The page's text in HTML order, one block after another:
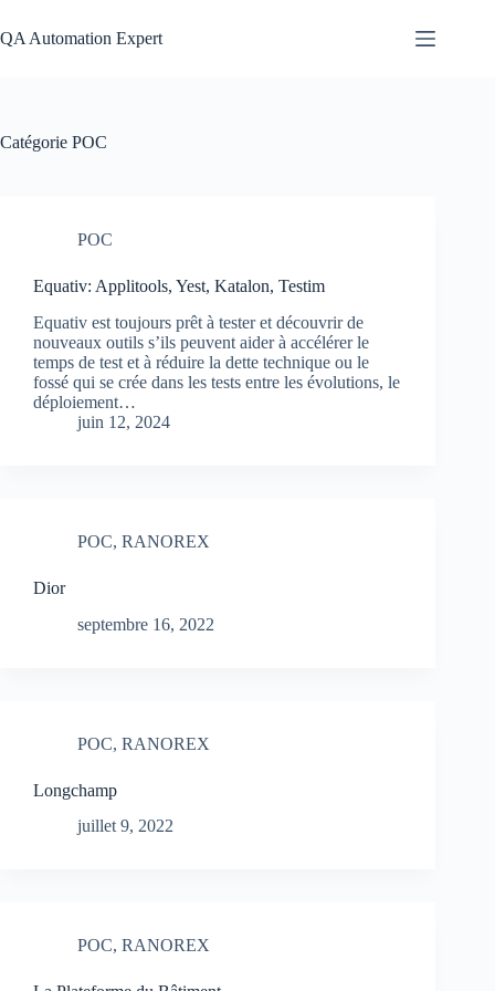
au
contenu
QA Automation Expert
Catégorie POC
POC
Equativ: Applitools, Yest, Katalon, Testim
Equativ est toujours prêt à tester et découvrir de
nouveaux outils s’ils peuvent aider à accélérer le
temps de test et à réduire la dette technique ou le
fossé qui se crée dans les tests entre les évolutions, le
déploiement…
juin 12, 2024
POC, RANOREX
Dior
septembre 16, 2022
POC, RANOREX
Longchamp
juillet 9, 2022
POC, RANOREX